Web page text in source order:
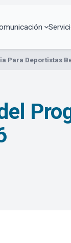
Para Deportistas